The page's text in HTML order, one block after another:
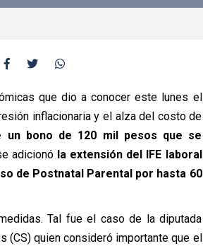
que dio a conocer este lunes el
inflacionaria y el alza del costo de
un bono de 120 mil pesos que se
adicionó la extensión del IFE laboral
de Postnatal Parental por hasta 60
Tal fue el caso de la diputada
(CS) quien consideró importante que el